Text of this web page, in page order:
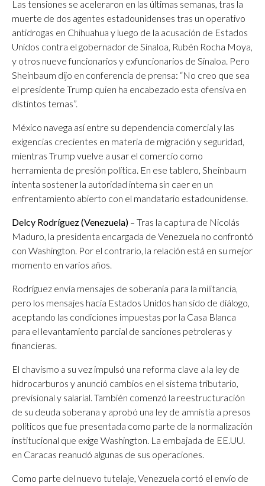
Las tensiones se aceleraron en las últimas semanas, tras la
muerte de dos agentes estadounidenses tras un operativo
antidrogas en Chihuahua y luego de la acusación de Estados
Unidos contra el gobernador de Sinaloa, Rubén Rocha Moya,
y otros nueve funcionarios y exfuncionarios de Sinaloa. Pero
Sheinbaum dijo en conferencia de prensa: “No creo que sea
el presidente Trump quien ha encabezado esta ofensiva en
distintos temas”.
México navega así entre su dependencia comercial y las
exigencias crecientes en materia de migración y seguridad,
mientras Trump vuelve a usar el comercio como
herramienta de presión política. En ese tablero, Sheinbaum
intenta sostener la autoridad interna sin caer en un
enfrentamiento abierto con el mandatario estadounidense.
Delcy Rodríguez (Venezuela) – Tras la captura de Nicolás
Maduro, la presidenta encargada de Venezuela no confrontó
con Washington. Por el contrario, la relación está en su mejor
momento en varios años.
Rodríguez envía mensajes de soberanía para la militancia,
pero los mensajes hacia Estados Unidos han sido de diálogo,
aceptando las condiciones impuestas por la Casa Blanca
para el levantamiento parcial de sanciones petroleras y
financieras.
El chavismo a su vez impulsó una reforma clave a la ley de
hidrocarburos y anunció cambios en el sistema tributario,
previsional y salarial. También comenzó la reestructuración
de su deuda soberana y aprobó una ley de amnistía a presos
políticos que fue presentada como parte de la normalización
institucional que exige Washington. La embajada de EE.UU.
en Caracas reanudó algunas de sus operaciones.
Como parte del nuevo tutelaje, Venezuela cortó el envío de